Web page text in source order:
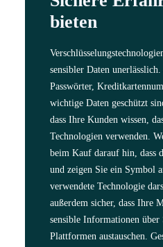
bieten
sensibler Daten
Passwörter,
wichtige Daten geschützt
dass Ihre Kunden wissen,
Technologien verwenden.
beim Kauf darauf hin, dass
und zeigen Sie ein Symbol
verwendete Technologie
außerdem sicher, dass Ihre
sensible Informationen
Plattformen austauschen.